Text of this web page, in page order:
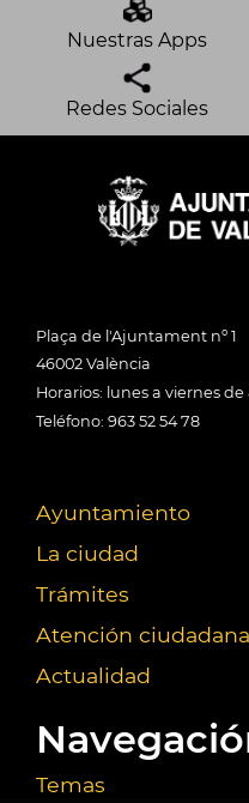
Nuestras Apps
Redes Sociales
Plaça de l'Ajuntament nº 1
46002 València
Horarios: lunes a viernes de
Teléfono: 963 52 54 78
Ayuntamiento
La ciudad
Trámites
Atención ciudadana
Actualidad
Temas